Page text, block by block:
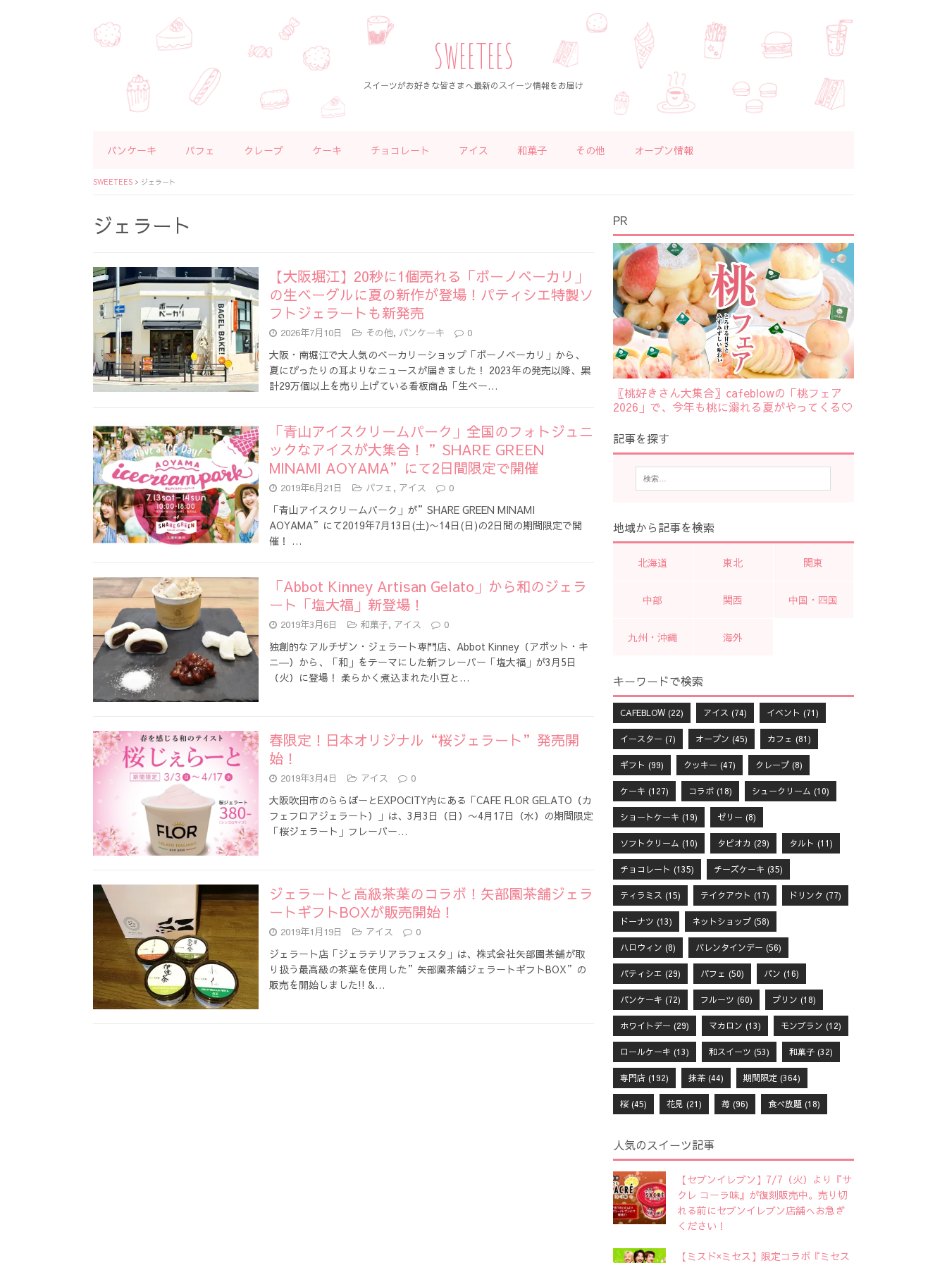
SWEETEES
スイーツがお好きな皆さまへ最新のスイーツ情報をお届け
パンケーキ パフェ クレープ ケーキ チョコレート アイス 和菓子 その他 オープン情報
SWEETEES > ジェラート
ジェラート
【大阪堀江】20秒に1個売れる「ボーノベーカリ」
の生ベーグルに夏の新作が登場！パティシエ特製ソ
フトジェラートも新発売
2026年7月10日 その他, パンケーキ 0
大阪・南堀江で大人気のベーカリーショップ「ボーノベーカリ」から、
夏にぴったりの耳よりなニュースが届きました！ 2023年の発売以降、累
計29万個以上を売り上げている看板商品「生ベー…
「青山アイスクリームパーク」全国のフォトジュニ
ックなアイスが大集合！ ”SHARE GREEN
MINAMI AOYAMA”にて2日間限定で開催
2019年6月21日 パフェ , アイス 0
「青山アイスクリームパーク」が”SHARE GREEN MINAMI
AOYAMA”にて2019年7月13日(土)〜14日(日)の2日間の期間限定で開
催！ …
「Abbot Kinney Artisan Gelato」から和のジェラ
ート「塩大福」新登場！
2019年3月6日 和菓子, アイス 0
独創的なアルチザン・ジェラート専門店、Abbot Kinney（アボット・キ
ニ―）から、「和」をテーマにした新フレーバー「塩大福」が3月5日
（火）に登場！ 柔らかく煮込まれた小豆と…
春限定！日本オリジナル“桜ジェラート”発売開
始！
2019年3月4日 アイス 0
大阪吹田市のららぽーとEXPOCITY内にある「CAFE FLOR GELATO（カ
フェフロアジェラート）」は、3月3日（日）〜4月17日（水）の期間限定
「桜ジェラート」フレーバー…
ジェラートと高級茶葉のコラボ！矢部園茶舗ジェラ
ートギフトBOXが販売開始！
2019年1月19日 アイス 0
ジェラート店「ジェラテリアラフェスタ」は、株式会社矢部園茶舗が取
り扱う最高級の茶葉を使用した”矢部園茶舗ジェラートギフトBOX”の
販売を開始しました!! &…
PR
〖桃好きさん大集合〗cafeblowの「桃フェア
2026」で、今年も桃に溺れる夏がやってくる♡
記事を探す
地域から記事を検索
北海道 東北 関東
中部 関西 中国・四国
九州・沖縄 海外
キーワードで検索
CAFEBLOW(22) アイス (74) イベント (71)
イースター (7) オープン (45) カフェ (81)
ギフト (99) クッキー (47) クレープ(8)
ケーキ (127) コラボ(18) シュークリーム (10)
ショートケーキ (19) ゼリー (8)
ソフトクリーム (10) タピオカ (29) タルト (11)
チョコレート (135) チーズケーキ (35)
ティラミス (15) テイクアウト (17) ドリンク (77)
ドーナツ (13) ネットショップ(58)
ハロウィン (8) バレンタインデー (56)
パティシエ (29) パフェ (50) パン (16)
パンケーキ (72) フルーツ (60) プリン (18)
ホワイトデー (29) マカロン (13) モンブラン (12)
ロールケーキ (13) 和スイーツ (53) 和菓子(32)
専門店(192) 抹茶(44) 期間限定 (364)
桜(45) 花見 (21) 苺(96) 食べ放題(18)
人気のスイーツ記事
【セブンイレブン】7/7（火）より『サ
クレ コーラ味』が復刻販売中。売り切
れる前にセブンイレブン店舗へお急ぎ
ください！
【ミスド×ミセス】限定コラボ『ミセス